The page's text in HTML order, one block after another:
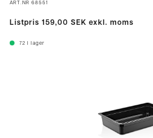
ART.NR 68551
Listpris 159,00 SEK exkl. moms
72 I lager